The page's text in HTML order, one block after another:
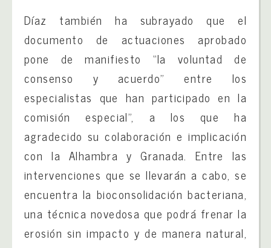
Díaz también ha subrayado que el
documento de actuaciones aprobado
pone de manifiesto “la voluntad de
consenso y acuerdo” entre los
especialistas que han participado en la
comisión especial”, a los que ha
agradecido su colaboración e implicación
con la Alhambra y Granada. Entre las
intervenciones que se llevarán a cabo, se
encuentra la bioconsolidación bacteriana,
una técnica novedosa que podrá frenar la
erosión sin impacto y de manera natural,